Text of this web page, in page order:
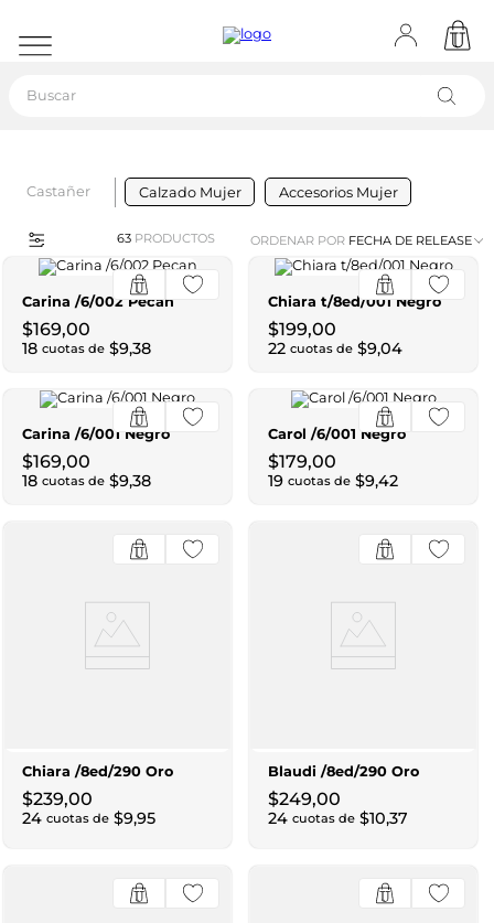
Castañer Calzado Mujer Accesorios Mujer
63 PRODUCTOS ORDENAR POR FECHA DE RELEASE
Carina /6/002 Pecan
$169,00
18 cuotas de $9,38
Chiara t/8ed/001 Negro
$199,00
22 cuotas de $9,04
Carina /6/001 Negro
$169,00
18 cuotas de $9,38
Carol /6/001 Negro
$179,00
19 cuotas de $9,42
Chiara /8ed/290 Oro
$239,00
24 cuotas de $9,95
Blaudi /8ed/290 Oro
$249,00
24 cuotas de $10,37